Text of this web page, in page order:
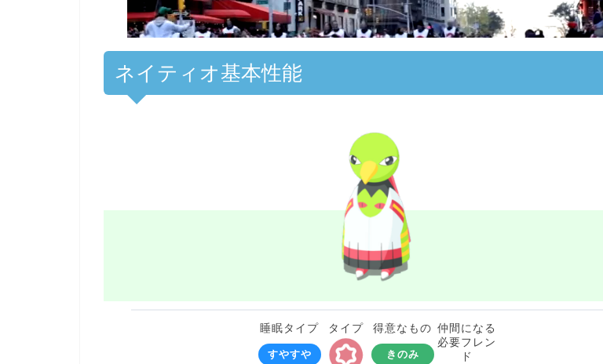
ネイティオ基本性能
睡眠タイプ
すやすや
タイプ 得意なもの
きのみ
仲間になる
必要フレン
ド